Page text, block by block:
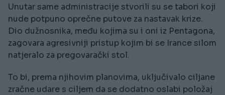
Unutar same administracije stvorili su se tabori koji
nude potpuno oprečne putove za nastavak krize.
Dio dužnosnika, među kojima su i oni iz Pentagona,
zagovara agresivniji pristup kojim bi se Irance silom
natjeralo za pregovarački stol.
To bi, prema njihovim planovima, uključivalo ciljane
zračne udare s ciljem da se dodatno oslabi položaj